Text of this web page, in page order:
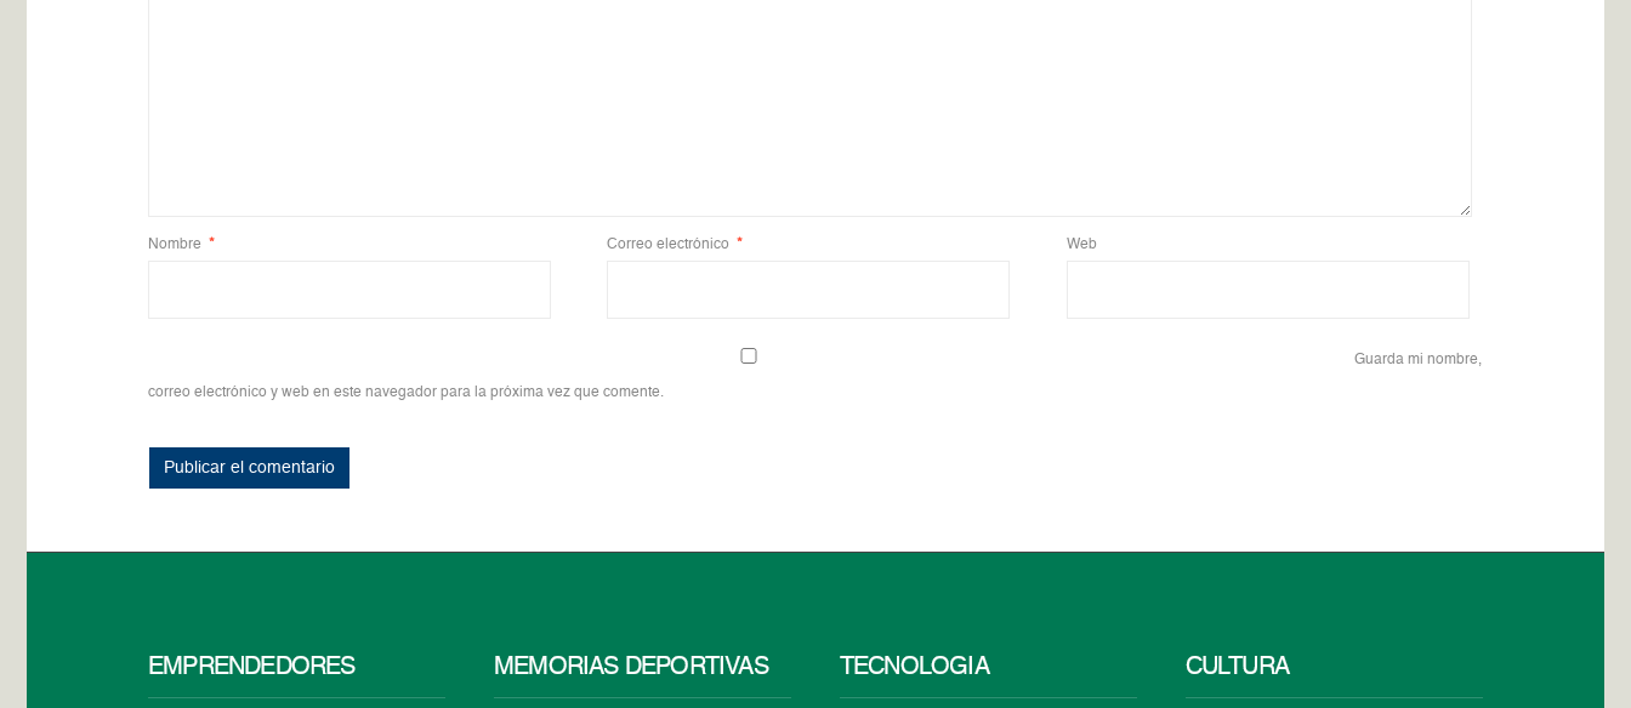
Nombre * Correo electrónico * Web
Guarda mi nombre,
correo electrónico y web en este navegador para la próxima vez que comente.
EMPRENDEDORES MEMORIAS DEPORTIVAS TECNOLOGÍA CULTURA